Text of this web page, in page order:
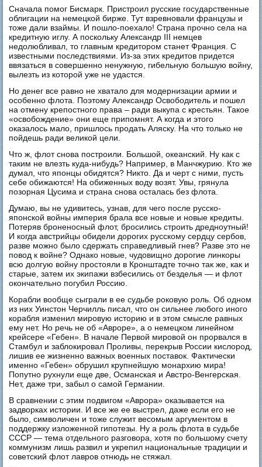
Сначала помог Бисмарк. Пристроил русские государственные
облигации на немецкой бирже. Тут взревновали французы и
тоже дали взаймы. И пошло-поехало! Страна прочно села на
кредитную иглу. А поскольку Александр III немцев
недолюбливал, то главным кредитором станет Франция. С
известными последствиями. Из-за этих кредитов придется
ввязаться в совершенно ненужную, гибельную большую войну,
вылезть из которой уже не удастся.
Но денег все равно не хватало для модернизации армии и
особенно флота. Поэтому Александр Освободитель и пошел
на отмену крепостного права – ради выкупа с крестьян. Такое
«освобождение» они еще припомнят. А когда и этого
оказалось мало, пришлось продать Аляску. На что только не
пойдешь ради великой цели.
Что ж, флот снова построили. Большой, океанский. Ну как с
таким не влезть куда-нибудь? Например, в Манчжурию. Кто же
думал, что японцы обидятся? Никто. Да и черт с ними, пусть
себе обижаются! На обиженных воду возят. Увы, грянула
позорная Цусима и страна снова осталась без флота.
Думаю, вы не удивитесь, узнав, для чего после русско-
японской войны империя брала все новые и новые кредиты.
Потеряв броненосный флот, бросились строить дредноутный!
И когда австрийцы обидели дорогих русскому сердцу сербов,
разве можно было сдержать справедливый гнев? Разве это не
повод к войне? Однако новые, чудовищно дорогие линкоры
всю долгую войну простояли в Кронштадте точно так же, как и
старые, затем их экипажи взбесились от безделья — и флот
окончательно погубил Россию.
Корабли вообще сыграли в ее судьбе роковую роль. Об одном
из них Уинстон Черчилль писал, что он сильнее любого иного
корабля изменил мировую историю и в этом смысле равных
ему нет. Но речь не об «Авроре», а о немецком линейном
крейсере «Гебен». В начале Первой мировой он прорвался в
Стамбул и заблокировал Проливы, перекрыв России кислород,
лишив ее жизненно важных военных поставок. Фактически
именно «Гебен» обрушил крупнейшую монархию мира!
Попутно рухнули еще две, Османская и Австро-Венгерская.
Нет, даже три, забыл о самой Германии.
В сравнении с этим подвигом «Аврора» оказывается на
задворках истории. И все же ее выстрел, даже если его не
было, символичен и тоже служит весомым аргументом в
поддержку изложенной гипотезы. Ну а роль флота в судьбе
СССР — тема отдельного разговора, хотя по большому счету
коммунизм лишь развил и укрепил национальные традиции и
советский флот лавров отнюдь не стяжал.